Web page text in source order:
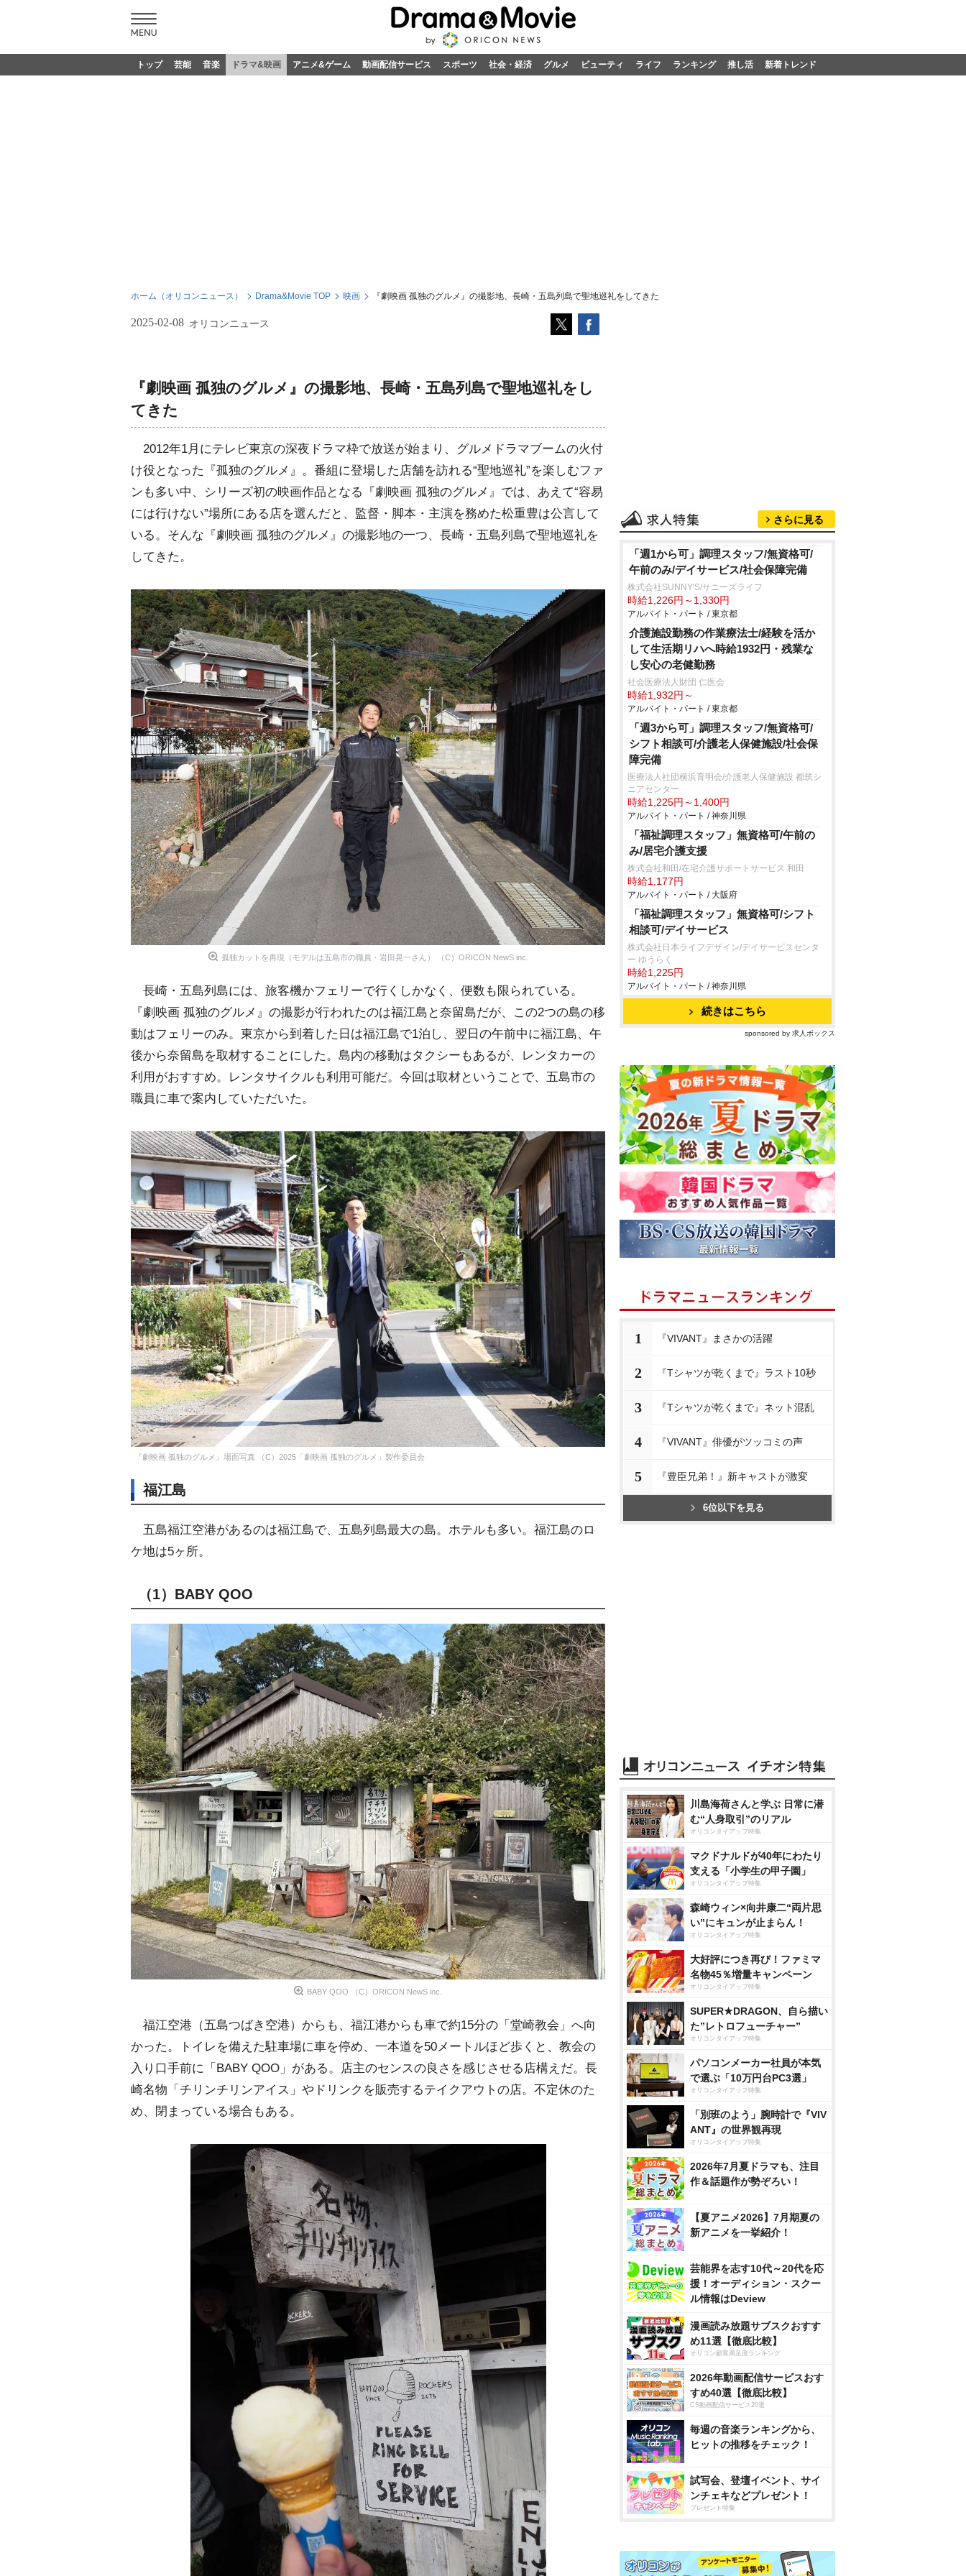
トップ 芸能 音楽 ドラマ&映画 アニメ&ゲーム 動画配信サービス スポーツ 社会・経済 グルメ ビューティ ライフ ランキング 推し活 新着トレンド
ホーム（オリコンニュース） Drama&Movie TOP 映画 『劇映画 孤独のグルメ』の撮影地、長崎・五島列島で聖地巡礼をしてきた
2025-02-08 オリコンニュース
『劇映画 孤独のグルメ』の撮影地、長崎・五島列島で聖地巡礼をし
てきた
2012年1月にテレビ東京の深夜ドラマ枠で放送が始まり、グルメドラマブームの火付
け役となった『孤独のグルメ』。番組に登場した店舗を訪れる“聖地巡礼”を楽しむファ
ンも多い中、シリーズ初の映画作品となる『劇映画 孤独のグルメ』では、あえて“容易
には行けない”場所にある店を選んだと、監督・脚本・主演を務めた松重豊は公言して
いる。そんな『劇映画 孤独のグルメ』の撮影地の一つ、長崎・五島列島で聖地巡礼を
してきた。
孤独カットを再現（モデルは五島市の職員・岩田晃一さん） （C）ORICON NewS inc.
長崎・五島列島には、旅客機かフェリーで行くしかなく、便数も限られている。
『劇映画 孤独のグルメ』の撮影が行われたのは福江島と奈留島だが、この2つの島の移
動はフェリーのみ。東京から到着した日は福江島で1泊し、翌日の午前中に福江島、午
後から奈留島を取材することにした。島内の移動はタクシーもあるが、レンタカーの
利用がおすすめ。レンタサイクルも利用可能だ。今回は取材ということで、五島市の
職員に車で案内していただいた。
『劇映画 孤独のグルメ』場面写真 （C）2025「劇映画 孤独のグルメ」製作委員会
福江島
五島福江空港があるのは福江島で、五島列島最大の島。ホテルも多い。福江島のロ
ケ地は5ヶ所。
（1）BABY QOO
BABY QOO （C）ORICON NewS inc.
福江空港（五島つばき空港）からも、福江港からも車で約15分の「堂崎教会」へ向
かった。トイレを備えた駐車場に車を停め、一本道を50メートルほど歩くと、教会の
入り口手前に「BABY QOO」がある。店主のセンスの良さを感じさせる店構えだ。長
崎名物「チリンチリンアイス」やドリンクを販売するテイクアウトの店。不定休のた
め、閉まっている場合もある。
さらに見る
「週1から可」調理スタッフ/無資格可/
午前のみ/デイサービス/社会保障完備
株式会社SUNNY'S/サニーズライフ
時給1,226円～1,330円
アルバイト・パート / 東京都
介護施設勤務の作業療法士/経験を活か
して生活期リハへ時給1932円・残業な
し安心の老健勤務
社会医療法人財団 仁医会
時給1,932円～
アルバイト・パート / 東京都
「週3から可」調理スタッフ/無資格可/
シフト相談可/介護老人保健施設/社会保
障完備
医療法人社団横浜育明会/介護老人保健施設 都筑シ
ニアセンター
時給1,225円～1,400円
アルバイト・パート / 神奈川県
「福祉調理スタッフ」無資格可/午前の
み/居宅介護支援
株式会社和田/在宅介護サポートサービス 和田
時給1,177円
アルバイト・パート / 大阪府
「福祉調理スタッフ」無資格可/シフト
相談可/デイサービス
株式会社日本ライフデザイン/デイサービスセンタ
ー ゆうらく
時給1,225円
アルバイト・パート / 神奈川県
続きはこちら
sponsored by 求人ボックス
1 『VIVANT』まさかの活躍
2 『Tシャツが乾くまで』ラスト10秒
3 『Tシャツが乾くまで』ネット混乱
4 『VIVANT』俳優がツッコミの声
5 『豊臣兄弟！』新キャストが激変
6位以下を見る
川島海荷さんと学ぶ 日常に潜
む“人身取引”のリアル
オリコンタイアップ特集
マクドナルドが40年にわたり
支える「小学生の甲子園」
オリコンタイアップ特集
森崎ウィン×向井康二“両片思
い”にキュンが止まらん！
オリコンタイアップ特集
大好評につき再び！ファミマ
名物45％増量キャンペーン
オリコンタイアップ特集
SUPER★DRAGON、自ら描い
た”レトロフューチャー”
オリコンタイアップ特集
パソコンメーカー社員が本気
で選ぶ「10万円台PC3選」
オリコンタイアップ特集
「別班のよう」腕時計で『VIV
ANT』の世界観再現
オリコンタイアップ特集
2026年7月夏ドラマも、注目
作＆話題作が勢ぞろい！
【夏アニメ2026】7月期夏の
新アニメを一挙紹介！
芸能界を志す10代～20代を応
援！オーディション・スクー
ル情報はDeview
漫画読み放題サブスクおすす
め11選【徹底比較】
オリコン顧客満足度ランキング
2026年動画配信サービスおす
すめ40選【徹底比較】
CS動画配信サービス20選
毎週の音楽ランキングから、
ヒットの推移をチェック！
試写会、登壇イベント、サイ
ンチェキなどプレゼント！
プレゼント特集